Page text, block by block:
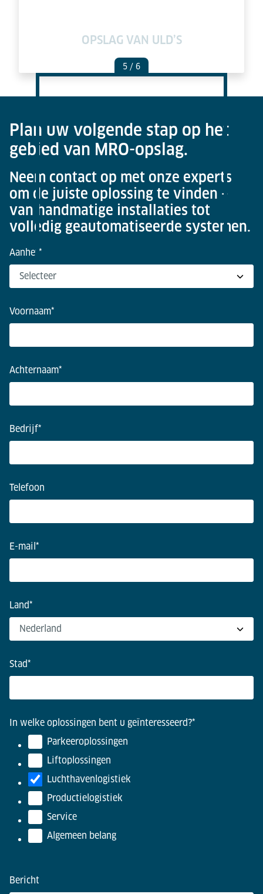
OPSLAG VAN ULD’S
5 / 6
Plan uw volgende stap op het
gebied van MRO-opslag.
Neem contact op met onze experts
om de juiste oplossing te vinden –
van handmatige installaties tot
volledig geautomatiseerde systemen.
Aanhef *
Voornaam*
Achternaam*
Bedrijf*
Telefoon
E-mail *
Land*
Stad*
In welke oplossingen bent u geïnteresseerd?*
Parkeeroplossingen
Liftoplossingen
Luchthavenlogistiek
Productielogistiek
Service
Algemeen belang
Bericht